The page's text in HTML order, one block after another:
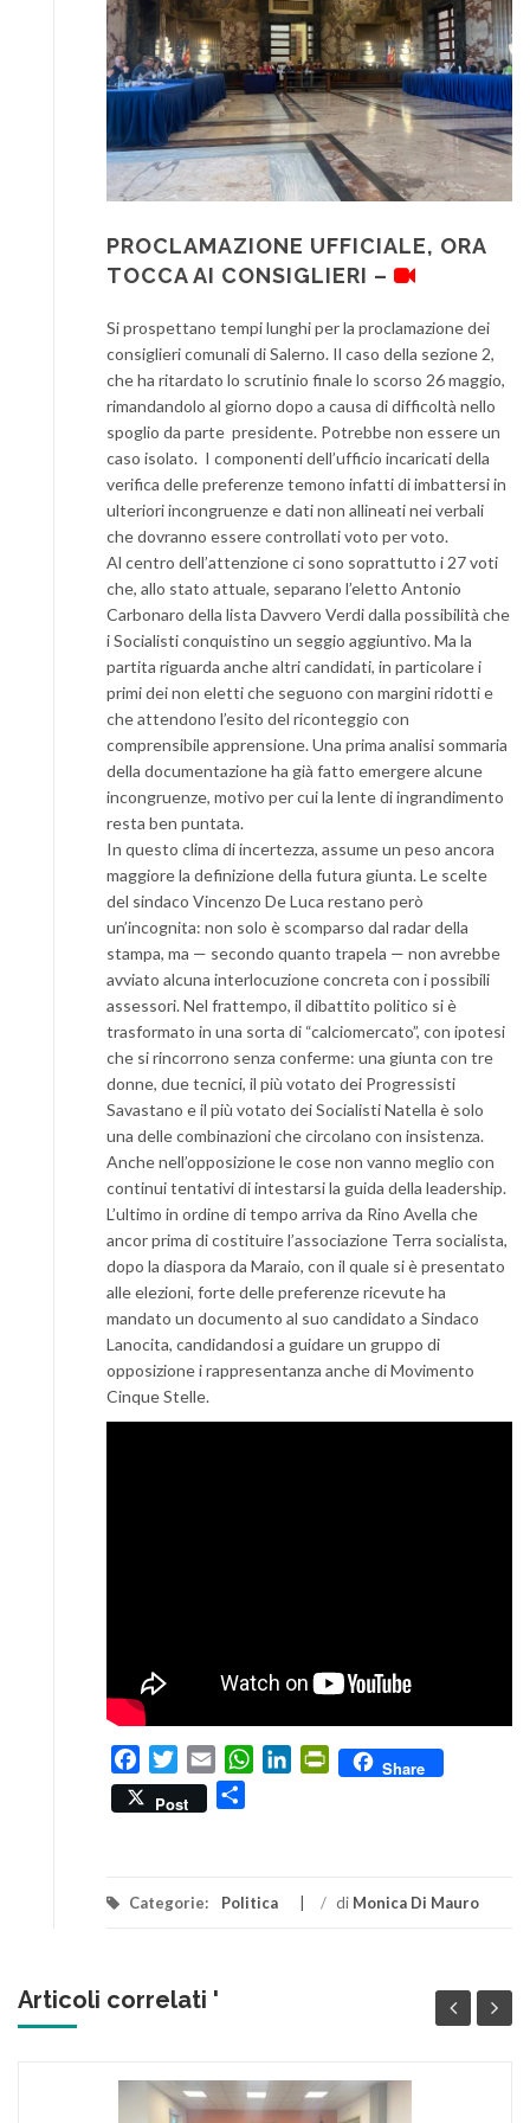
PROCLAMAZIONE UFFICIALE, ORA
TOCCA AI CONSIGLIERI –
Si prospettano tempi lunghi per la proclamazione dei
consiglieri comunali di Salerno. Il caso della sezione 2,
che ha ritardato lo scrutinio finale lo scorso 26 maggio,
rimandandolo al giorno dopo a causa di difficoltà nello
spoglio da parte presidente. Potrebbe non essere un
caso isolato. I componenti dell’ufficio incaricati della
verifica delle preferenze temono infatti di imbattersi in
ulteriori incongruenze e dati non allineati nei verbali
che dovranno essere controllati voto per voto.
Al centro dell’attenzione ci sono soprattutto i 27 voti
che, allo stato attuale, separano l’eletto Antonio
Carbonaro della lista Davvero Verdi dalla possibilità che
i Socialisti conquistino un seggio aggiuntivo. Ma la
partita riguarda anche altri candidati, in particolare i
primi dei non eletti che seguono con margini ridotti e
che attendono l’esito del riconteggio con
comprensibile apprensione. Una prima analisi sommaria
della documentazione ha già fatto emergere alcune
incongruenze, motivo per cui la lente di ingrandimento
resta ben puntata.
In questo clima di incertezza, assume un peso ancora
maggiore la definizione della futura giunta. Le scelte
del sindaco Vincenzo De Luca restano però
un’incognita: non solo è scomparso dal radar della
stampa, ma — secondo quanto trapela — non avrebbe
avviato alcuna interlocuzione concreta con i possibili
assessori. Nel frattempo, il dibattito politico si è
trasformato in una sorta di “calciomercato”, con ipotesi
che si rincorrono senza conferme: una giunta con tre
donne, due tecnici, il più votato dei Progressisti
Savastano e il più votato dei Socialisti Natella è solo
una delle combinazioni che circolano con insistenza.
Anche nell’opposizione le cose non vanno meglio con
continui tentativi di intestarsi la guida della leadership.
L’ultimo in ordine di tempo arriva da Rino Avella che
ancor prima di costituire l’associazione Terra socialista,
dopo la diaspora da Maraio, con il quale si è presentato
alle elezioni, forte delle preferenze ricevute ha
mandato un documento al suo candidato a Sindaco
Lanocita, candidandosi a guidare un gruppo di
opposizione i rappresentanza anche di Movimento
Cinque Stelle.
FacebookTwitterEmail WhatsApp
LinkedInPrintFriendly
Share
Post
Categorie: Politica / di Monica Di Mauro
Articoli correlati '